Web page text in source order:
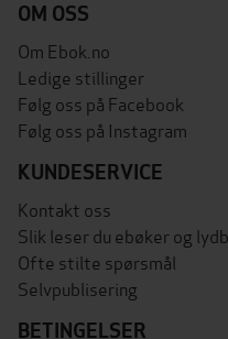
OM OSS
Om Ebok.no
Ledige stillinger
Følg oss på Facebook
Følg oss på Instagram
KUNDESERVICE
Kontakt oss
Slik leser du ebøker og
Ofte stilte spørsmål
Selvpublisering
BETINGELSER